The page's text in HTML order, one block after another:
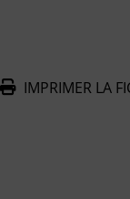
IMPRIMER LA